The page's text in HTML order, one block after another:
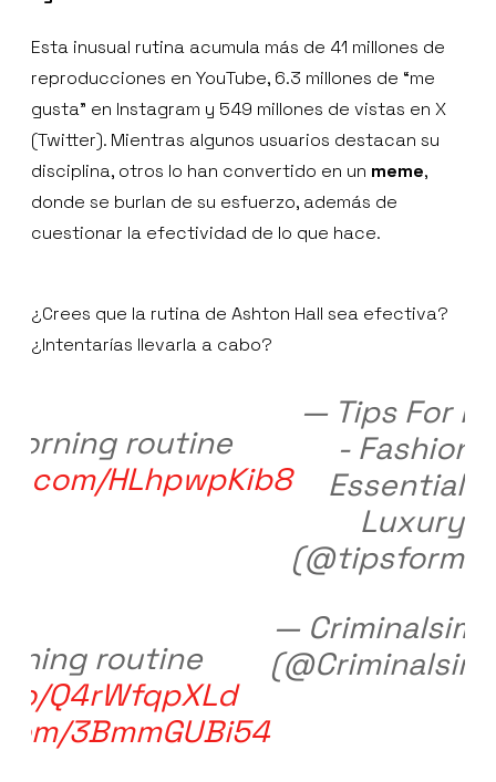
Esta inusual rutina acumula más de 41 millones de
reproducciones en YouTube, 6.3 millones de “me
gusta” en Instagram y 549 millones de vistas en X
(Twitter). Mientras algunos usuarios destacan su
disciplina, otros lo han convertido en un meme,
donde se burlan de su esfuerzo, además de
cuestionar la efectividad de lo que hace.
¿Crees que la rutina de Ashton Hall sea efectiva?
¿Intentarías llevarla a cabo?
routine
HLhpwpKib8
— Tips For
- Fashion |
Essentials |
Luxury
routine
Q4rWfqpXLd
3BmmGUBi54
—